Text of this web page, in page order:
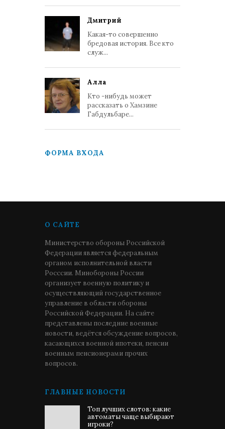
Дмитрий
Какая-то совершенно
бредовая история. Все кто
служ...
Алла
Кто -нибудь может
рассказать о Хамзине
Габдульбаре...
ФОРМА ВХОДА
О САЙТЕ
Министерство обороны Российской
Федерации является федеральным
органом исполнительной власти
Росссии. Минобороны России
организует военную политику и
осуществляющий государственное
управление в области обороны
Российской Федерации. На сайте
представлены последние военные
новости, ведётся обсуждение вопросов,
касающихся военной ипотеки, пенсии
военным пенсионерами прочих
вопросов.
ГЛАВНЫЕ НОВОСТИ
Топ лучших слотов: какие
автоматы чаще выбирают
игроки?